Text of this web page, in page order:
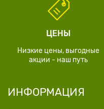
ЦЕНЫ
Низкие цены, выгодные
акции - наш путь
ИНФОРМАЦИЯ